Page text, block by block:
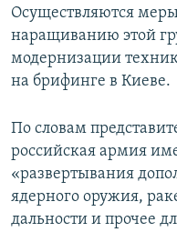
Осуществляются
наращиванию этой
модернизации
на брифинге в Киеве.
По словам
российская армия
«развертывания
ядерного оружия,
дальности и прочее